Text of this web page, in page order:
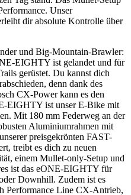
Unser
dir absolute Kontrolle über
und Big-Mountain-Brawler:
EIGHTY ist gelandet und für
gerüstet. Du kannst dich
denn dank des
CX-Power kann es den
EIGHTY ist unser E-Bike mit
Mit 180 mm Federweg an der
Aluminiumrahmen mit
preisgekrönten FAST-
treibt es dich zu neuen
einem Mullet-only-Setup und
ist das eONE-EIGHTY für
Downhill. Zudem ist es
Performance Line CX-Antrieb,